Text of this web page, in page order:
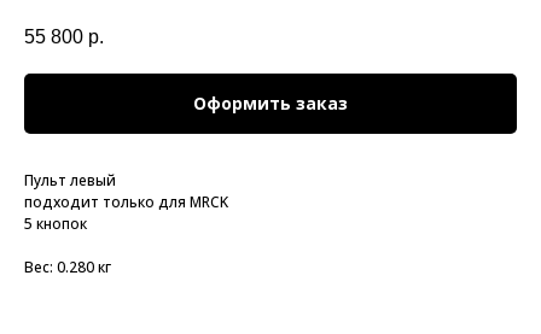
55 800 р.
Оформить заказ
Пульт левый
подходит только для МRCK
5 кнопок
Вес: 0.280 кг